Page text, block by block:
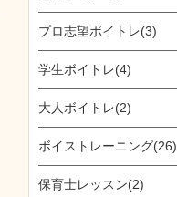
プロ志望ボイトレ(3)
学生ボイトレ(4)
大人ボイトレ(2)
ボイストレーニング(26)
保育士レッスン(2)